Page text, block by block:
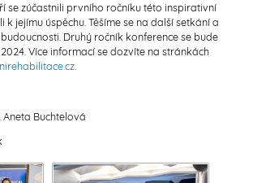
se zúčastnili prvního ročníku této inspirativní
k jejímu úspěchu. Těšíme se na další setkání a
Druhý ročník konference se bude
Více informací se dozvíte na stránkách
.
Aneta Buchtelová